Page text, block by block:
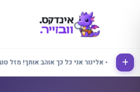
• אלינור אני כל כך אוהב אותך! מזל טוב עד 120.